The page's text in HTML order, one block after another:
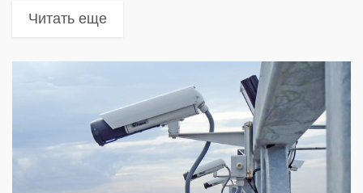
измерения скорости движения транспортных
Читать еще